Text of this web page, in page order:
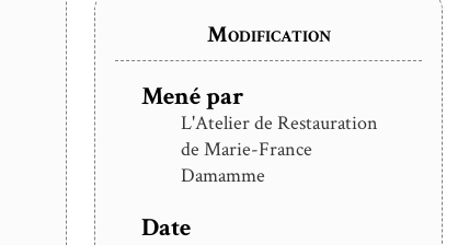
Modification
Mené par
L'Atelier de Restauration
de Marie-France
Damamme
Date